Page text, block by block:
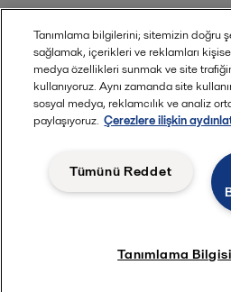
Tanımlama bilgilerini; sitemizin doğru
sağlamak, içerikleri ve reklamları
medya özellikleri sunmak ve site
kullanıyoruz. Aynı zamanda site
sosyal medya, reklamcılık ve analiz
paylaşıyoruz. Çerezlere ilişkin
Tümünü Reddet
Tanımlama